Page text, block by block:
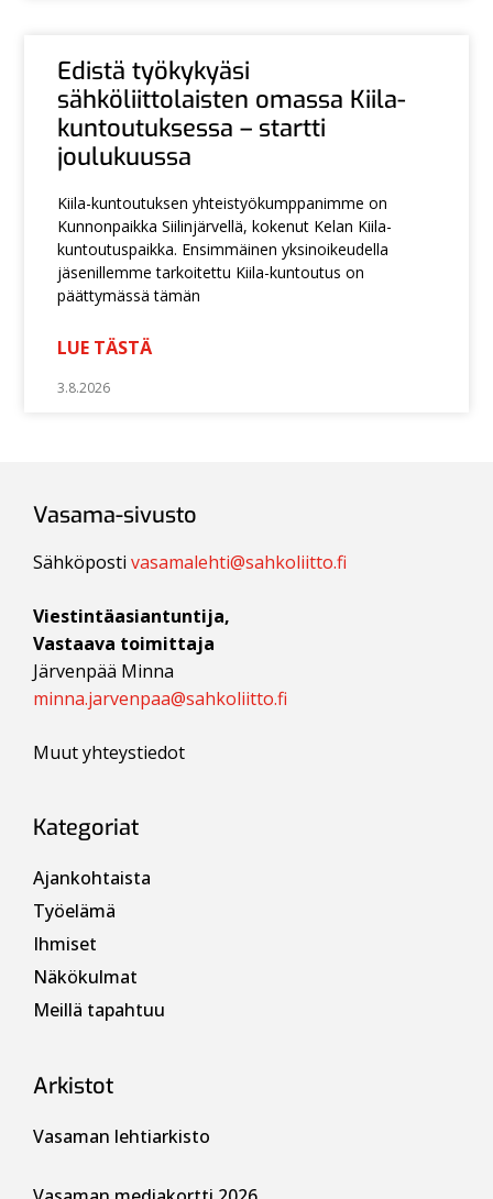
Edistä työkykyäsi
sähköliittolaisten omassa Kiila-
kuntoutuksessa – startti
joulukuussa
Kiila-kuntoutuksen yhteistyökumppanimme on
Kunnonpaikka Siilinjärvellä, kokenut Kelan Kiila-
kuntoutuspaikka. Ensimmäinen yksinoikeudella
jäsenillemme tarkoitettu Kiila-kuntoutus on
päättymässä tämän
LUE TÄSTÄ
3.8.2026
Vasama-sivusto
Sähköpostivasamalehti@sahkoliitto.fi
Viestintäasiantuntija,
Vastaava toimittaja
Järvenpää Minna
minna.jarvenpaa@sahkoliitto.fi
Muut yhteystiedot
Kategoriat
Ajankohtaista
Työelämä
Ihmiset
Näkökulmat
Meillä tapahtuu
Arkistot
Vasaman lehtiarkisto